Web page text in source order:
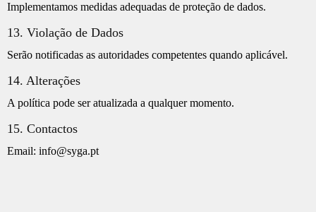
Implementamos medidas adequadas de proteção de dados.
13. Violação de Dados
Serão notificadas as autoridades competentes quando aplicável.
14. Alterações
A política pode ser atualizada a qualquer momento.
15. Contactos
Email: info@syga.pt